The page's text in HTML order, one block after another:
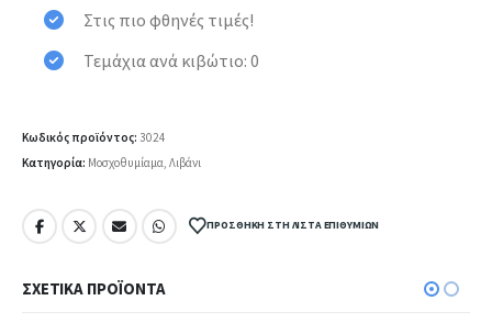
Στις πιο φθηνές τιμές!
Τεμάχια ανά κιβώτιο: 0
Κωδικός προϊόντος: 3024
Κατηγορία: Μοσχοθυμίαμα, Λιβάνι
ΠΡΟΣΘΉΚΗ ΣΤΗ ΛΊΣΤΑ ΕΠΙΘΥΜΙΏΝ
ΣΧΕΤΙΚΆ ΠΡΟΪΌΝΤΑ